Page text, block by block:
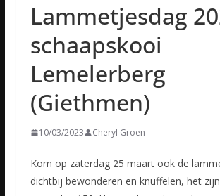
Lammetjesdag
schaapskooi
Lemelerberg
(Giethmen)
10/03/2023 Cheryl Groen
Kom op zaterdag 25 maart ook de
dichtbij bewonderen en knuffelen, het